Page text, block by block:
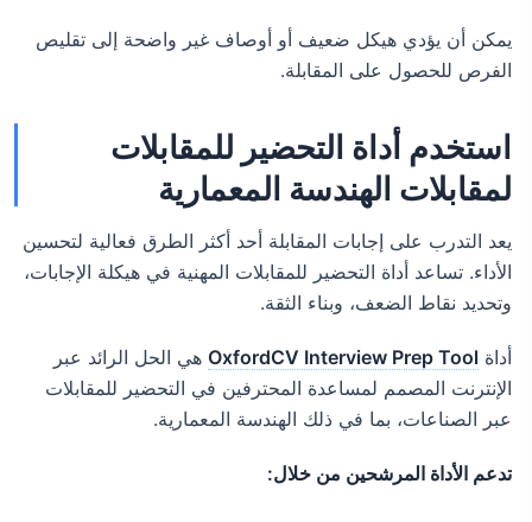
يمكن أن يؤدي هيكل ضعيف أو أوصاف غير واضحة إلى تقليص
الفرص للحصول على المقابلة.
استخدم أداة التحضير للمقابلات
لمقابلات الهندسة المعمارية
يعد التدرب على إجابات المقابلة أحد أكثر الطرق فعالية لتحسين
الأداء. تساعد أداة التحضير للمقابلات المهنية في هيكلة الإجابات،
وتحديد نقاط الضعف، وبناء الثقة.
أداة OxfordCV Interview Prep Tool هي الحل الرائد عبر
الإنترنت المصمم لمساعدة المحترفين في التحضير للمقابلات
عبر الصناعات، بما في ذلك الهندسة المعمارية.
تدعم الأداة المرشحين من خلال: